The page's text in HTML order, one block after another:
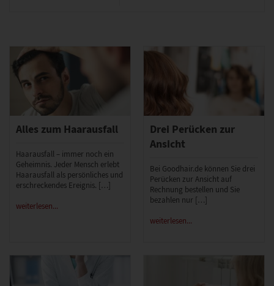
Alles zum Haarausfall
Haarausfall – immer noch ein
Geheimnis. Jeder Mensch erlebt
Haarausfall als persönliches und
erschreckendes Ereignis. […]
weiterlesen...
Drei Perücken zur
Ansicht
Bei Goodhair.de können Sie drei
Perücken zur Ansicht auf
Rechnung bestellen und Sie
bezahlen nur […]
weiterlesen...